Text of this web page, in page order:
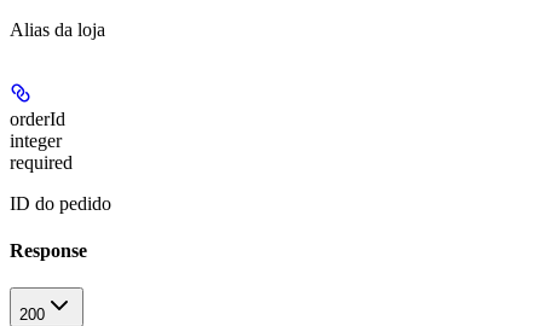
Alias da loja
orderId
integer
required
ID do pedido
Response
200